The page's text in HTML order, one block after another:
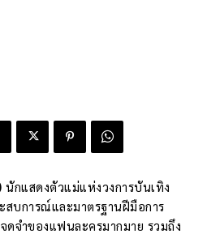
นักแสดงตัวแม่แห่งวงการบันเทิง
สบการณ์และมาตรฐานฝีมือการ
จำของแฟนละครมากมาย รวมถึง